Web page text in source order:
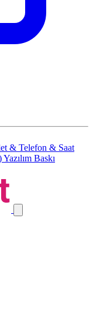
& Telefon & Saat
Yazılım Baskı